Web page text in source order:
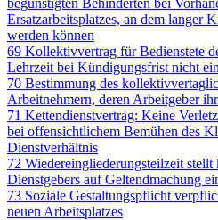
Ersatzarbeitsplatzes, an dem langer
werden können
69 Kollektivvertrag für Bedienstete
Lehrzeit bei Kündigungsfrist nicht
70 Bestimmung des
Arbeitnehmern, deren Arbeitgeber
71 Kettendienstvertrag: Keine
bei offensichtlichem Bemühen des
Dienstverhältnis
72 Wiedereingliederungsteilzeit stellt
Dienstgebers auf Geltendmachung
73 Soziale Gestaltungspflicht
neuen Arbeitsplatzes